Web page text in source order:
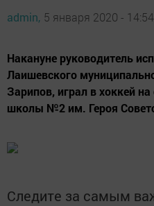
admin, 5 января 2020 - 14:54
Накануне руководитель
Лаишевского
Зарипов, играл в хоккей
школы №2 им. Героя
Следите за самым